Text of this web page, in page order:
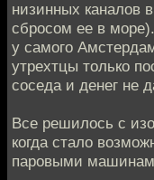
низинных каналов
сбросом ее в
у самого
утрехтцы только
соседа и денег не
Все решилось с
когда стало
паровыми